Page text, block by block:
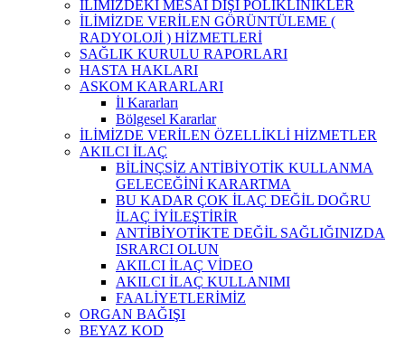
İLİMİZDEKİ MESAİ DIŞI POLİKLİNİKLER
İLİMİZDE VERİLEN GÖRÜNTÜLEME (
RADYOLOJİ ) HİZMETLERİ
SAĞLIK KURULU RAPORLARI
HASTA HAKLARI
ASKOM KARARLARI
İl Kararları
Bölgesel Kararlar
İLİMİZDE VERİLEN ÖZELLİKLİ HİZMETLER
AKILCI İLAÇ
BİLİNÇSİZ ANTİBİYOTİK KULLANMA
GELECEĞİNİ KARARTMA
BU KADAR ÇOK İLAÇ DEĞİL DOĞRU
İLAÇ İYİLEŞTİRİR
ANTİBİYOTİKTE DEĞİL SAĞLIĞINIZDA
ISRARCI OLUN
AKILCI İLAÇ VİDEO
AKILCI İLAÇ KULLANIMI
FAALİYETLERİMİZ
ORGAN BAĞIŞI
BEYAZ KOD